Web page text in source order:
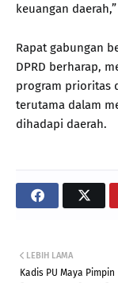
keuangan
Rapat gabungan
DPRD berharap,
program prioritas
terutama dalam
dihadapi daerah.
LEBIH LAMA
Kadis PU Maya Pimpin